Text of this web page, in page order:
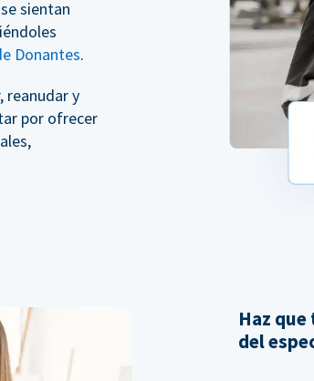
sientan
Donantes.
reanudar y
por ofrecer
Haz
del